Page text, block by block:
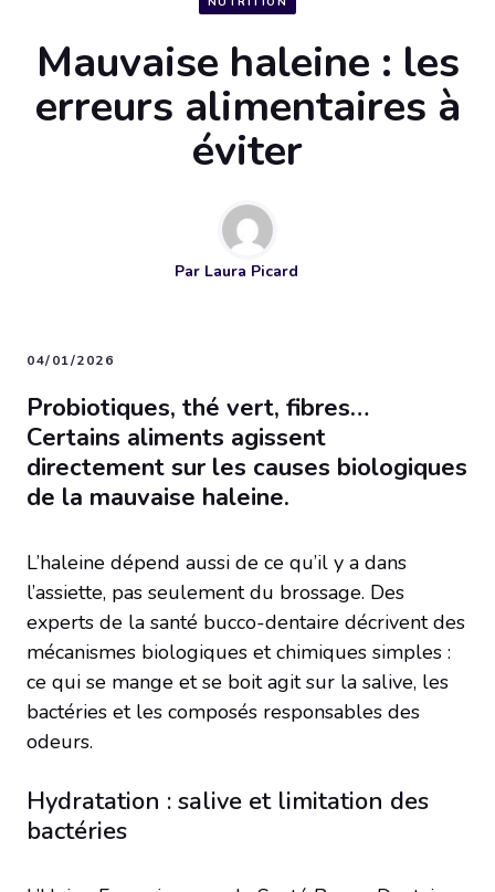
Mauvaise haleine : les
erreurs alimentaires à
éviter
Par Laura Picard
04/01/2026
Probiotiques, thé vert, fibres…
Certains aliments agissent
directement sur les causes biologiques
de la mauvaise haleine.
L’haleine dépend aussi de ce qu’il y a dans
l’assiette, pas seulement du brossage. Des
experts de la santé bucco-dentaire décrivent des
mécanismes biologiques et chimiques simples :
ce qui se mange et se boit agit sur la salive, les
bactéries et les composés responsables des
odeurs.
Hydratation : salive et limitation des
bactéries